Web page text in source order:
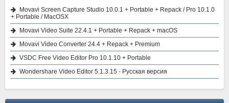
Movavi Screen Capture Studio 10.0.1 + Portable + Repack / Pro 10.1.0
+ Portable / MacOSX
Movavi Video Suite 22.4.1 + Portable + Repack + macOS
Movavi Video Converter 24.4 + Repack + Premium
VSDC Free Video Editor Pro 10.1.10 + Portable
Wondershare Video Editor 5.1.3.15 - Русская версия